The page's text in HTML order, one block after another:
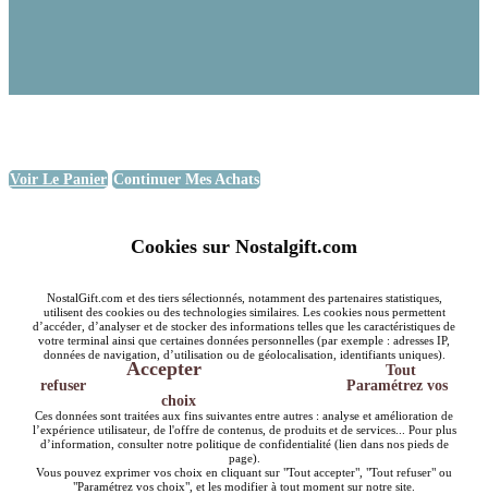
Voir Le Panier Continuer Mes Achats
Cookies sur Nostalgift.com
NostalGift.com et des tiers sélectionnés, notamment des partenaires statistiques,
utilisent des cookies ou des technologies similaires. Les cookies nous permettent
d’accéder, d’analyser et de stocker des informations telles que les caractéristiques de
votre terminal ainsi que certaines données personnelles (par exemple : adresses IP,
données de navigation, d’utilisation ou de géolocalisation, identifiants uniques).
Accepter
Tout
refuser
Paramétrez vos
choix
Ces données sont traitées aux fins suivantes entre autres : analyse et amélioration de
l’expérience utilisateur, de l'offre de contenus, de produits et de services... Pour plus
d’information, consulter notre politique de confidentialité (lien dans nos pieds de
page).
Vous pouvez exprimer vos choix en cliquant sur "Tout accepter", "Tout refuser" ou
"Paramétrez vos choix", et les modifier à tout moment sur notre site.